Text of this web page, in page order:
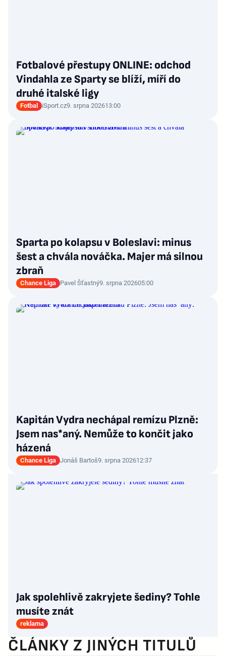
Fotbalové přestupy ONLINE: odchod
Vindahla ze Sparty se blíží, míří do
druhé italské ligy
Fotbal iSport.cz9. srpna 202613:00
Sparta po kolapsu v Boleslavi: minus
šest a chvála nováčka. Majer má silnou
zbraň
Chance Liga Pavel Šťastný9. srpna 202605:00
Kapitán Vydra nechápal remízu Plzně:
Jsem nas*aný. Nemůže to končit jako
házená
Chance Liga Jonáš Bartoš9. srpna 202612:37
Jak spolehlivě zakryjete šediny? Tohle
musíte znát
reklama
ČLÁNKY Z JINÝCH TITULŮ